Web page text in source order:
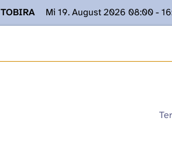
Mi 19. August 2026 08:00 -
Verfügung stehen. Kontakt: